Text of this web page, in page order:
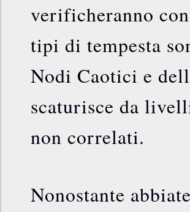
verificheranno
tipi di tempesta
Nodi Caotici e
scaturisce da
non correlati.
Nonostante